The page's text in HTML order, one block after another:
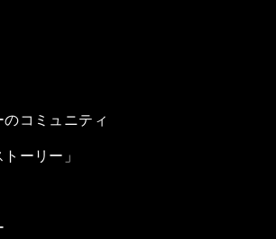
コミュニティ
ーリー」